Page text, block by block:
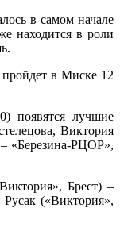
в самом начале
находится в роли
пройдет в Миске 12
появятся лучшие
Виктория
«Березина-РЦОР»,
Брест) –
(«Виктория»,